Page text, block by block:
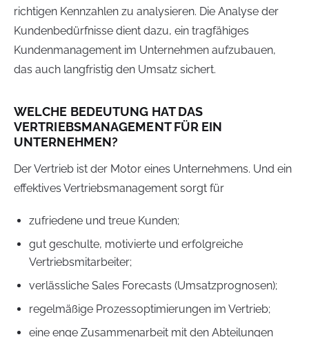
richtigen Kennzahlen zu analysieren. Die Analyse der
Kundenbedürfnisse dient dazu, ein tragfähiges
Kundenmanagement im Unternehmen aufzubauen,
das auch langfristig den Umsatz sichert.
WELCHE BEDEUTUNG HAT DAS
VERTRIEBSMANAGEMENT FÜR EIN
UNTERNEHMEN?
Der Vertrieb ist der Motor eines Unternehmens. Und ein
effektives Vertriebsmanagement sorgt für
zufriedene und treue Kunden;
gut geschulte, motivierte und erfolgreiche
Vertriebsmitarbeiter;
verlässliche Sales Forecasts (Umsatzprognosen);
regelmäßige Prozessoptimierungen im Vertrieb;
eine enge Zusammenarbeit mit den Abteilungen